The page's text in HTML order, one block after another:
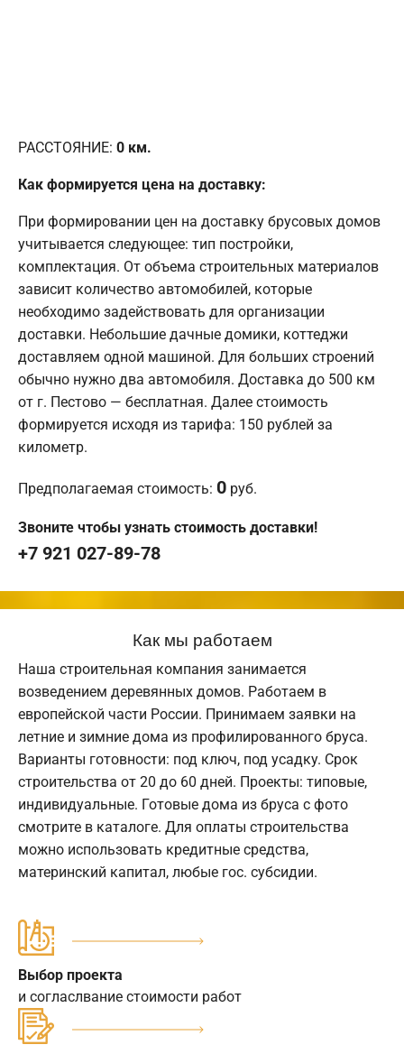
РАССТОЯНИЕ: 0 км.
Как формируется цена на доставку:
При формировании цен на доставку брусовых домов
учитывается следующее: тип постройки,
комплектация. От объема строительных материалов
зависит количество автомобилей, которые
необходимо задействовать для организации
доставки. Небольшие дачные домики, коттеджи
доставляем одной машиной. Для больших строений
обычно нужно два автомобиля. Доставка до 500 км
от г. Пестово — бесплатная. Далее стоимость
формируется исходя из тарифа: 150 рублей за
километр.
Предполагаемая стоимость: 0 руб.
Звоните чтобы узнать стоимость доставки!
+7 921 027-89-78
Как мы работаем
Наша строительная компания занимается
возведением деревянных домов. Работаем в
европейской части России. Принимаем заявки на
летние и зимние дома из профилированного бруса.
Варианты готовности: под ключ, под усадку. Срок
строительства от 20 до 60 дней. Проекты: типовые,
индивидуальные. Готовые дома из бруса с фото
смотрите в каталоге. Для оплаты строительства
можно использовать кредитные средства,
материнский капитал, любые гос. субсидии.
Выбор проекта
и согласлвание стоимости работ